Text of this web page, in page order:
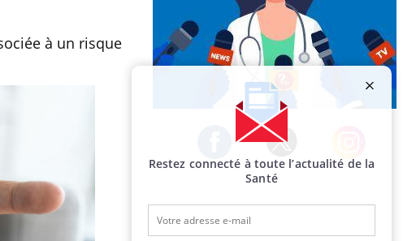
à un risque
Facebook Twitter Instagram
Restez connecté à toute l’actualité de la
Santé